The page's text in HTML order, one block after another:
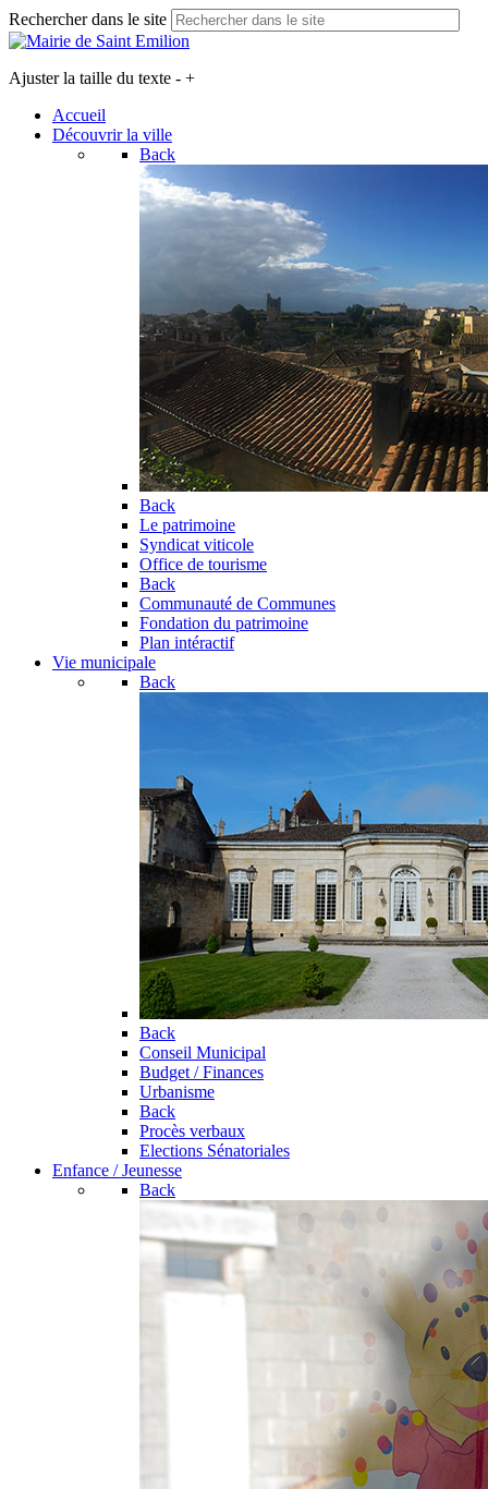
Rechercher dans le site
Ajuster la taille du texte - +
Accueil
Découvrir la ville
Back
Back
Le patrimoine
Syndicat viticole
Office de tourisme
Back
Communauté de Communes
Fondation du patrimoine
Plan intéractif
Vie municipale
Back
Back
Conseil Municipal
Budget / Finances
Urbanisme
Back
Procès verbaux
Elections Sénatoriales
Enfance / Jeunesse
Back